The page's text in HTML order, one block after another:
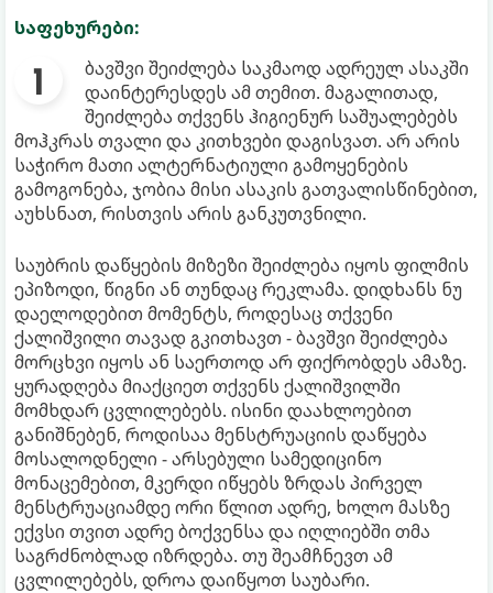
საფეხურები:
ბავშვი შეიძლება საკმაოდ ადრეულ ასაკში
დაინტერესდეს ამ თემით. მაგალითად,
შეიძლება თქვენს ჰიგიენურ საშუალებებს
მოჰკრას თვალი და კითხვები დაგისვათ. არ არის
საჭირო მათი ალტერნატიული გამოყენების
გამოგონება, ჯობია მისი ასაკის გათვალისწინებით,
აუხსნათ, რისთვის არის განკუთვნილი.
საუბრის დაწყების მიზეზი შეიძლება იყოს ფილმის
ეპიზოდი, წიგნი ან თუნდაც რეკლამა. დიდხანს ნუ
დაელოდებით მომენტს, როდესაც თქვენი
ქალიშვილი თავად გკითხავთ - ბავშვი შეიძლება
მორცხვი იყოს ან საერთოდ არ ფიქრობდეს ამაზე.
ყურადღება მიაქციეთ თქვენს ქალიშვილში
მომხდარ ცვლილებებს. ისინი დაახლოებით
განიშნებენ, როდისაა მენსტრუაციის დაწყება
მოსალოდნელი - არსებული სამედიცინო
მონაცემებით, მკერდი იწყებს ზრდას პირველ
მენსტრუაციამდე ორი წლით ადრე, ხოლო მასზე
ექვსი თვით ადრე ბოქვენსა და იღლიებში თმა
საგრძნობლად იზრდება. თუ შეამჩნევთ ამ
ცვლილებებს, დროა დაიწყოთ საუბარი.